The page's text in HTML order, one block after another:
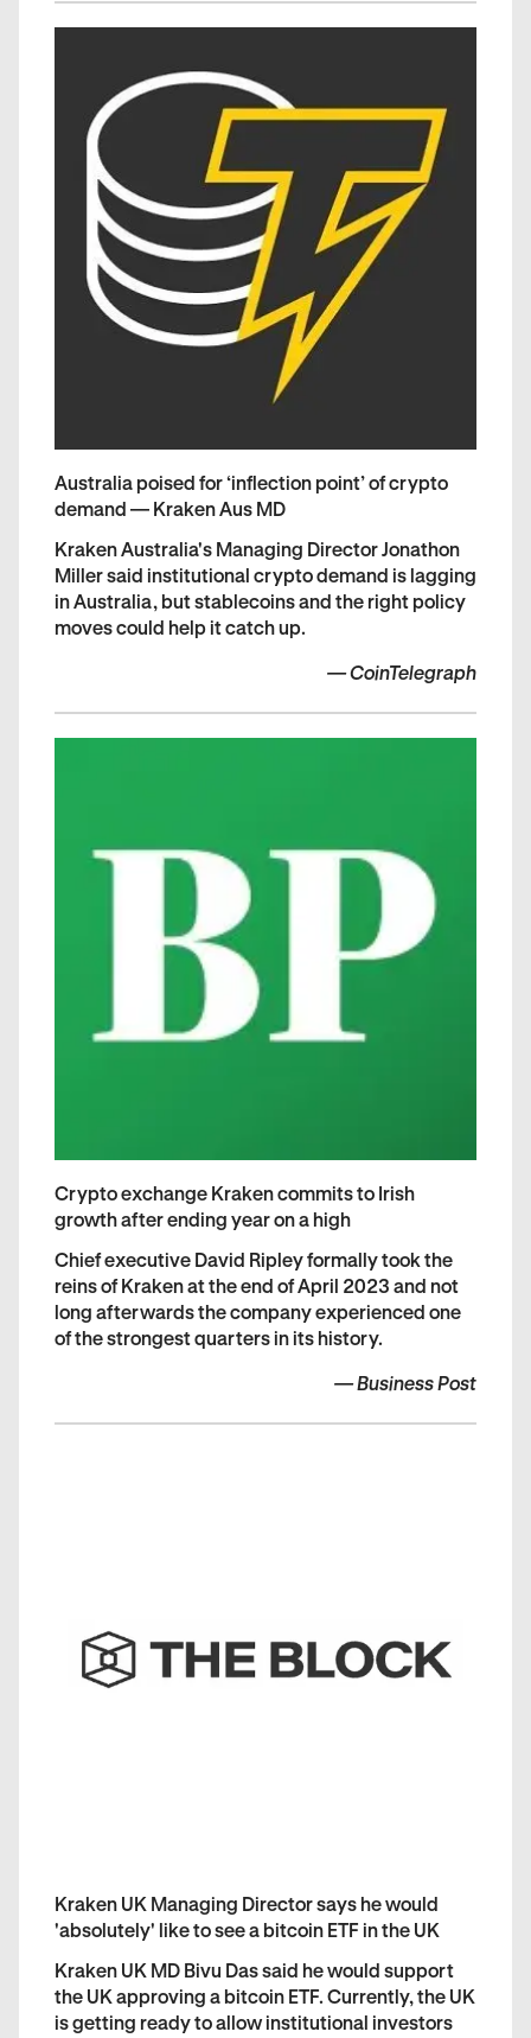
Australia poised for ‘inflection point’ of crypto
demand — Kraken Aus MD
Kraken Australia's Managing Director Jonathon
Miller said institutional crypto demand is lagging
in Australia, but stablecoins and the right policy
moves could help it catch up.
—CoinTelegraph
Crypto exchange Kraken commits to Irish
growth after ending year on a high
Chief executive David Ripley formally took the
reins of Kraken at the end of April 2023 and not
long afterwards the company experienced one
of the strongest quarters in its history.
—Business Post
Kraken UK Managing Director says he would
'absolutely' like to see a bitcoin ETF in the UK
Kraken UK MD Bivu Das said he would support
the UK approving a bitcoin ETF. Currently, the UK
is getting ready to allow institutional investors